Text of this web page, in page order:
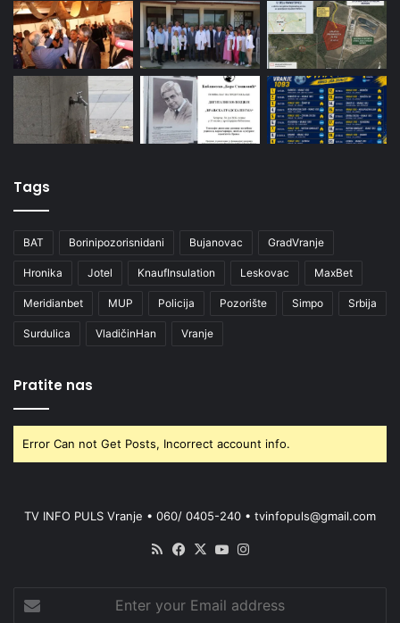
Tags
BAT Borinipozorisnidani Bujanovac GradVranje
Hronika Jotel KnaufInsulation Leskovac MaxBet
Meridianbet MUP Policija Pozorište Simpo Srbija
Surdulica VladičinHan Vranje
Pratite nas
Error Can not Get Posts, Incorrect account info.
TV INFO PULS Vranje • 060/ 0405-240 • tvinfopuls@gmail.com
RSS Facebook
X YouTube
your